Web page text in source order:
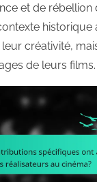
et de rébellion
historique
créativité,
de leurs films.